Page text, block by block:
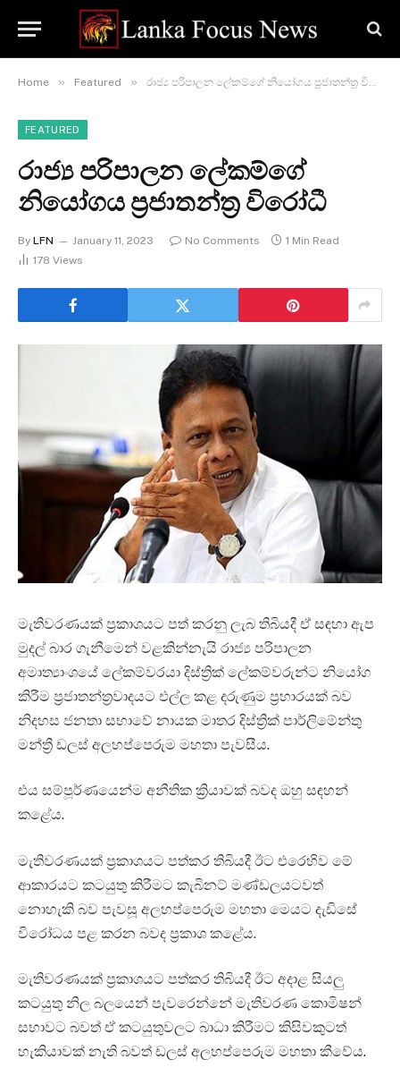
Home » Featured » රාජ්‍ය පරිපාලන ලේකම්ගේ නියෝගය ප්‍රජාතන්ත්‍ර විරෝධී
FEATURED
රාජ්‍ය පරිපාලන ලේකම්ගේ
නියෝගය ප්‍රජාතන්ත්‍ර විරෝධී
By LFN January 11, 2023 No Comments
1 Min Read
178 Views
මැතිවරණයක් ප්‍රකාශයට පත් කරනු ලැබ තිබියදී ඒ සඳහා ඇප
මුදල් බාර ගැනීමෙන් වළකින්නැයි රාජ්‍ය පරිපාලන
අමාත්‍යාංශයේ ලේකම්වරයා දිස්ත්‍රික් ලේකම්වරුන්ට නියෝග
කිරීම ප්‍රජාතන්ත්‍රවාදයට එල්ල කළ දරුණුම ප්‍රහාරයක් බව
නිදහස ජනතා සභාවේ නායක මාතර දිස්ත්‍රික් පාර්ලිමේන්තු
මන්ත්‍රී ඩලස් අලහප්පෙරුම මහතා පැවසීය.
එය සම්පූර්ණයෙන්ම අනීතික ක්‍රියාවක් බවද ඔහු සඳහන්
කළේය.
මැතිවරණයක් ප්‍රකාශයට පත්කර තිබියදී ඊට එරෙහිව මේ
ආකාරයට කටයුතු කිරීමට කැබිනට් මණ්ඩලයටවත්
නොහැකි බව පැවසූ අලහප්පෙරුම මහතා මෙයට දැඩිසේ
විරෝධය පළ කරන බවද ප්‍රකාශ කළේය.
මැතිවරණයක් ප්‍රකාශයට පත්කර තිබියදී ඊට අදාළ සියලු
කටයුතු නිල බලයෙන් පැවරෙන්නේ මැතිවරණ කොමිෂන්
සභාවට බවත් ඒ කටයුතුවලට බාධා කිරීමට කිසිවකුටත්
හැකියාවක් නැති බවත් ඩලස් අලහප්පෙරුම මහතා කීවේය.